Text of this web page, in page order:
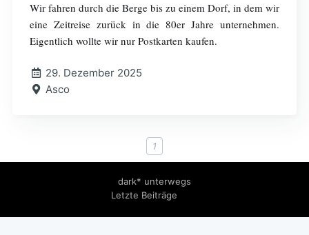
Wir fahren durch die Berge bis zu einem Dorf, in dem wir
eine Zeitreise zurück in die 80er Jahre unternehmen.
Eigentlich wollte wir nur Postkarten kaufen.
29. Dezember 2025
Asco
1
dark* unterwegs
Letzte Beiträge